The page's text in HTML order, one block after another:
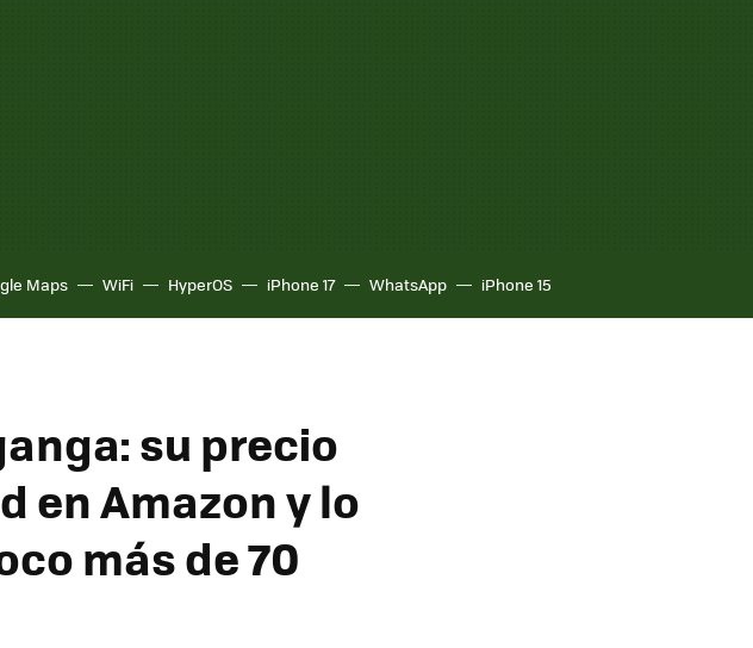
Maps WiFi HyperOS iPhone 17 WhatsApp iPhone 15
su precio
en Amazon y lo
más de 70